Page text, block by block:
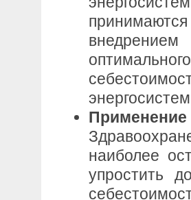
Применение
наиболее
упростить